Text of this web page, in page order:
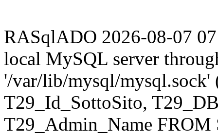
RASqlADO 2026-08-07
local MySQL server
'/var/lib/mysql/mysql.sock'
T29_Id_SottoSito,
T29_Admin_Name